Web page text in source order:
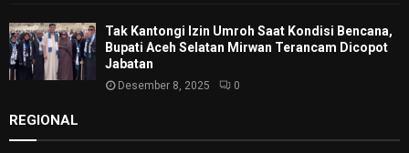
Tak Kantongi Izin Umroh Saat Kondisi Bencana,
Bupati Aceh Selatan Mirwan Terancam Dicopot
Jabatan
Desember 8, 2025 0
REGIONAL